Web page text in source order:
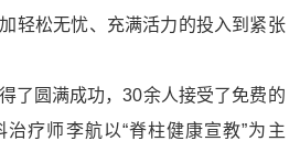
轻松无忧、充满活力的投入到紧张
了圆满成功，30余人接受了免费的
疗师李航以“脊柱健康宣教”为主